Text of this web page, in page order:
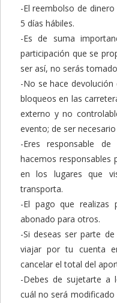
-El reembolso de
5 días hábiles.
-Es de suma
participación que se
ser así, no serás
-No se hace
bloqueos en las
externo y no
evento; de ser
-Eres responsable
hacemos responsables
en los lugares que
transporta.
-El pago que realizas
abonado para otros.
-Si deseas ser parte
viajar por tu cuenta
cancelar el total del
-Debes de sujetarte a
cuál no será